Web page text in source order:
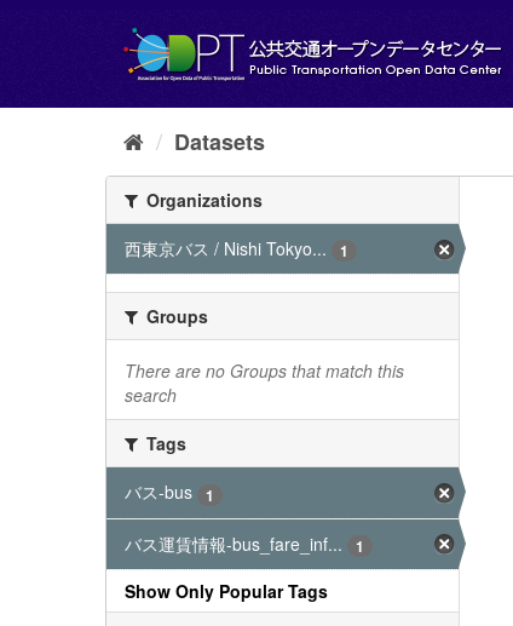
Datasets
Organizations
西東京バス / Nishi Tokyo...
1
Groups
There are no Groups that match this
search
Tags
バス-bus
1
バス運賃情報-bus_fare_inf... 1
Show Only Popular Tags